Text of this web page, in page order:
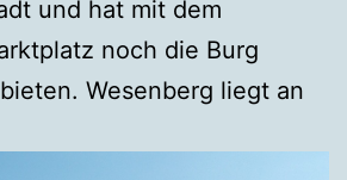
und hat mit dem
noch die Burg
Wesenberg liegt an